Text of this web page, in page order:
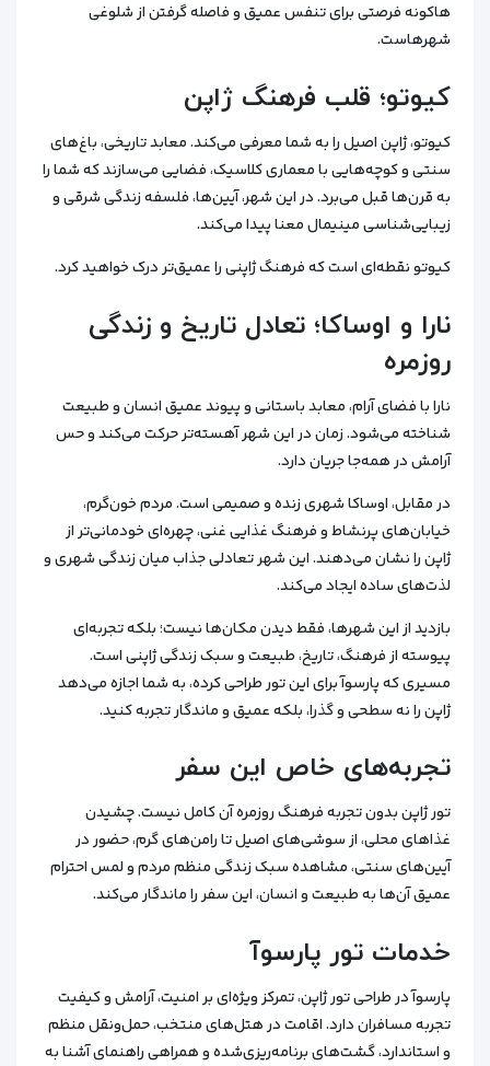
هاکونه فرصتی برای تنفس عمیق و فاصله گرفتن از شلوغی
شهرهاست.
کیوتو؛ قلب فرهنگ ژاپن
کیوتو، ژاپن اصیل را به شما معرفی می‌کند. معابد تاریخی، باغ‌های
سنتی و کوچه‌هایی با معماری کلاسیک، فضایی می‌سازند که شما را
به قرن‌ها قبل می‌برد. در این شهر، آیین‌ها، فلسفه زندگی شرقی و
زیبایی‌شناسی مینیمال معنا پیدا می‌کند.
کیوتو نقطه‌ای است که فرهنگ ژاپنی را عمیق‌تر درک خواهید کرد.
نارا و اوساکا؛ تعادل تاریخ و زندگی
روزمره
نارا با فضای آرام، معابد باستانی و پیوند عمیق انسان و طبیعت
شناخته می‌شود. زمان در این شهر آهسته‌تر حرکت می‌کند و حس
آرامش در همه‌جا جریان دارد.
در مقابل، اوساکا شهری زنده و صمیمی است. مردم خون‌گرم،
خیابان‌های پرنشاط و فرهنگ غذایی غنی، چهره‌ای خودمانی‌تر از
ژاپن را نشان می‌دهند. این شهر تعادلی جذاب میان زندگی شهری و
لذت‌های ساده ایجاد می‌کند.
بازدید از این شهرها، فقط دیدن مکان‌ها نیست؛ بلکه تجربه‌ای
پیوسته از فرهنگ، تاریخ، طبیعت و سبک زندگی ژاپنی است.
مسیری که پارسوآ برای این تور طراحی کرده، به شما اجازه می‌دهد
ژاپن را نه سطحی و گذرا، بلکه عمیق و ماندگار تجربه کنید.
تجربه‌های خاص این سفر
تور ژاپن بدون تجربه فرهنگ روزمره آن کامل نیست. چشیدن
غذاهای محلی، از سوشی‌های اصیل تا رامن‌های گرم، حضور در
آیین‌های سنتی، مشاهده سبک زندگی منظم مردم و لمس احترام
عمیق آن‌ها به طبیعت و انسان، این سفر را ماندگار می‌کند.
خدمات تور پارسوآ
پارسوآ در طراحی تور ژاپن، تمرکز ویژه‌ای بر امنیت، آرامش و کیفیت
تجربه مسافران دارد. اقامت در هتل‌های منتخب، حمل‌ونقل منظم
و استاندارد، گشت‌های برنامه‌ریزی‌شده و همراهی راهنمای آشنا به